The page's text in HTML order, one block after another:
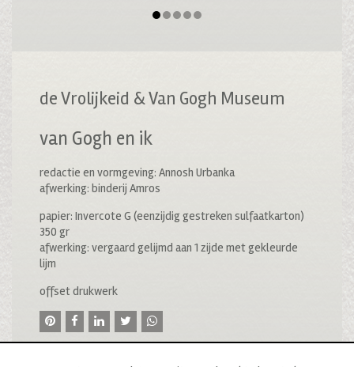
de Vrolijkeid & Van Gogh Museum
van Gogh en ik
redactie en vormgeving: Annosh Urbanka
afwerking: binderij Amros
papier: Invercote G (eenzijdig gestreken sulfaatkarton)
350 gr
afwerking: vergaard gelijmd aan 1 zijde met gekleurde
lijm
offset drukwerk